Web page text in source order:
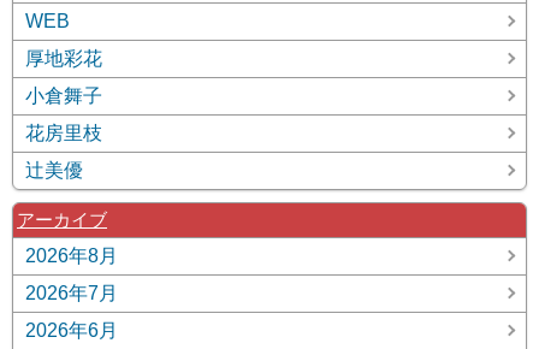
WEB
厚地彩花
小倉舞子
花房里枝
辻美優
アーカイブ
2026年8月
2026年7月
2026年6月